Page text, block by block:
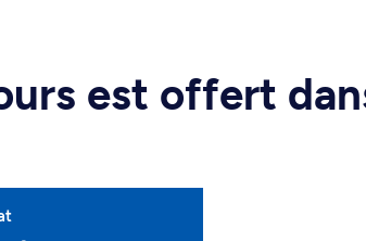
est offert